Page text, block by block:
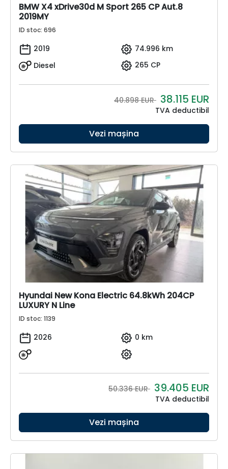
BMW X4 xDrive30d M Sport 265 CP Aut.8
2019MY
ID stoc: 696
2019
74.996 km
Diesel
265 CP
40.898 EUR 38.115 EUR
TVA deductibil
Vezi mașina
Hyundai New Kona Electric 64.8kWh 204CP
LUXURY N Line
ID stoc: 1139
2026 0 km
50.336 EUR 39.405 EUR
TVA deductibil
Vezi mașina